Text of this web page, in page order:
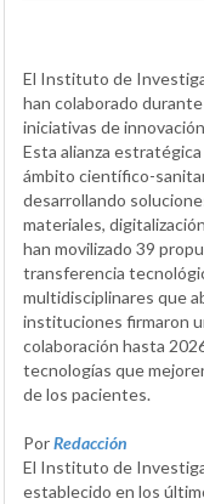
El Instituto de
han colaborado
iniciativas de
Esta alianza
ámbito científico-
desarrollando
materiales,
han movilizado 39
transferencia
multidisciplinares que
instituciones firmaron
colaboración hasta
tecnologías que
de los pacientes.
PorRedacción
El Instituto de
establecido en los